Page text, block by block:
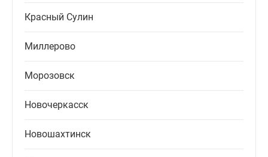
Красный Сулин
Миллерово
Морозовск
Новочеркасск
Новошахтинск